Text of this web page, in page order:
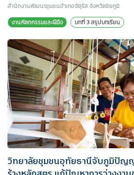
สำนักงานพัฒนาชุมชนอำเภอจัตุรัส จังหวัดชัยภูมิ
งานหัตถกรรมและฝีมือ
บทที่ 3 สรุปบทเรียน
วิทยาลัยชุมชนอุทัยธานีจับภูมิปัญ